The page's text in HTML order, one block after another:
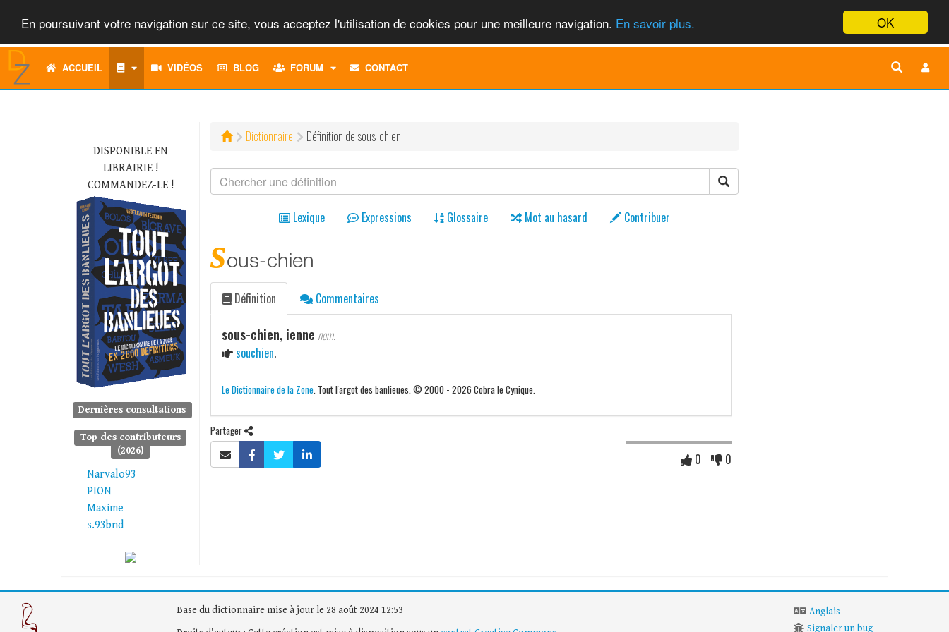
OK
En poursuivant votre navigation sur ce site, vous acceptez l'utilisation de cookies pour une meilleure navigation. En savoir plus.
ACCUEIL VIDÉOS BLOG FORUM
TOGGLECONTACT
DISPONIBLE EN
LIBRAIRIE !
COMMANDEZ-LE !
Dernières consultations
Top des contributeurs
(2026)
Narvalo93
PION
Maxime
s.93bnd
Dictionnaire Définition de sous-chien
Lexique Expressions Glossaire Mot au hasard Contribuer
sous-chien
Définition Commentaires
sous-chien, ienne nom.
souchien.
Le Dictionnaire de la Zone. Tout l'argot des banlieues. © 2000 - 2026 Cobra le Cynique.
Partager
0 0
Base du dictionnaire mise à jour le 28 août 2024 12:53
Anglais
Signaler un bug